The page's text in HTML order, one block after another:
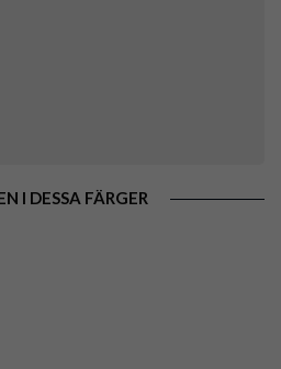
I DESSA FÄRGER